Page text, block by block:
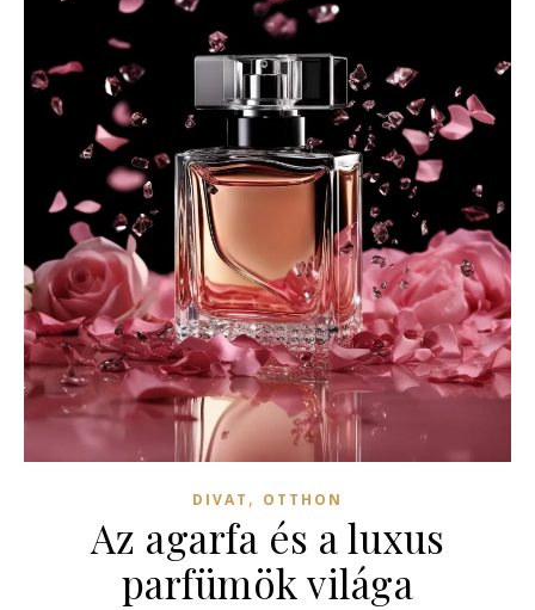
DIVAT , OTTHON
Az agarfa és a luxus
parfümök világa